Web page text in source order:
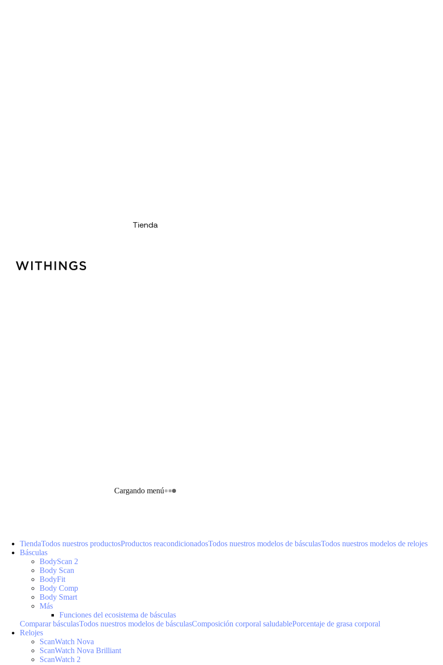
Tienda
Cargando menú
TiendaTodos nuestros productosProductos reacondicionadosTodos nuestros modelos de básculasTodos nuestros modelos de relojes
Básculas
BodyScan 2
Body Scan
BodyFit
Body Comp
Body Smart
Más
Funciones del ecosistema de básculas
Comparar básculasTodos nuestros modelos de básculasComposición corporal saludablePorcentaje de grasa corporal
Relojes
ScanWatch Nova
ScanWatch Nova Brilliant
ScanWatch 2